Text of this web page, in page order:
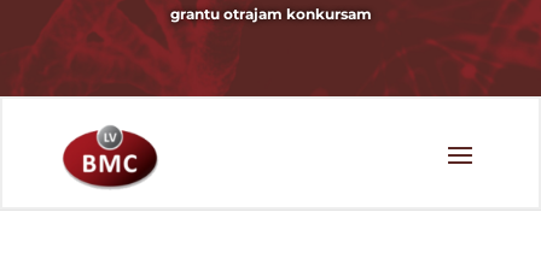
grantu otrajam konkursam